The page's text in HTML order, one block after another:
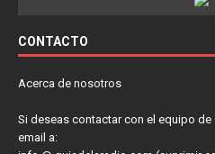
CONTACTO
Acerca de nosotros
Si deseas contactar con el equipo de
email a: